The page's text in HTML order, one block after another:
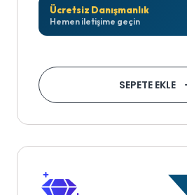
Ücretsiz Danışmanlık
Hemen iletişime geçin
SEPETE EKLE